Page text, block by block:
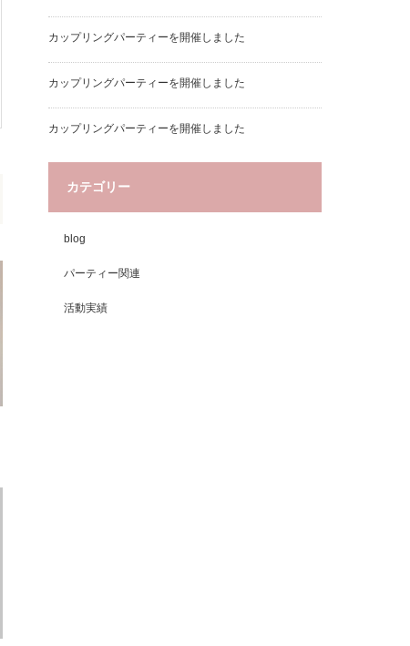
カップリングパーティーを開催しました
カップリングパーティーを開催しました
カップリングパーティーを開催しました
カテゴリー
blog
パーティー関連
活動実績